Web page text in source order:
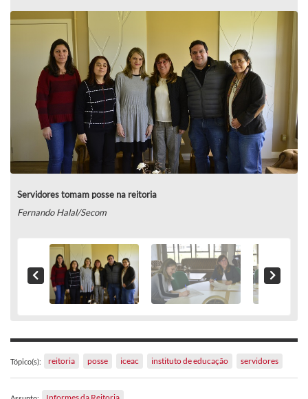
Servidores tomam posse na reitoria
Fernando Halal/Secom
Tópico(s): reitoria posse iceac instituto de educação servidores